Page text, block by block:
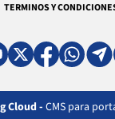
TERMINOS Y
Cloud - CMS para